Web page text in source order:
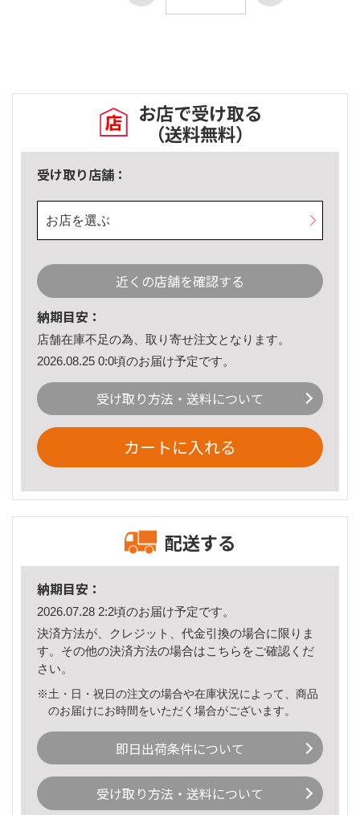
お店で受け取る
（送料無料）
受け取り店舗：
お店を選ぶ
近くの店舗を確認する
納期目安：
店舗在庫不足の為、取り寄せ注文となります。
2026.08.25 0:0頃のお届け予定です。
受け取り方法・送料について
カートに入れる
配送する
納期目安：
2026.07.28 2:2頃のお届け予定です。
決済方法が、クレジット、代金引換の場合に限りま
す。その他の決済方法の場合はこちら をご確認くだ
さい。
※土・日・祝日の注文の場合や在庫状況によって、商品
のお届けにお時間をいただく場合がございます。
即日出荷条件について
受け取り方法・送料について